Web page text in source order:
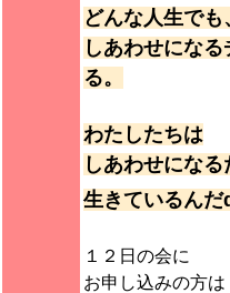
どんな人生でも
しあわせにな
る。
わたしたちは
しあわせになる
生きているん
１２日の会に
お申し込みの方は